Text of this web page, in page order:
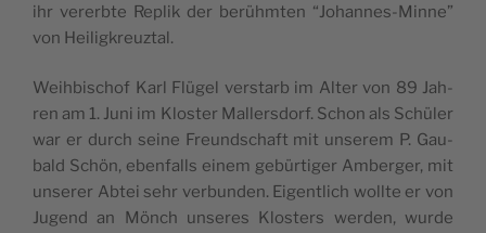
ihr vererb­te Replik der berühm­ten “Johan­nes-Min­ne”
von Heiligkreuztal.
Weih­bis­chof Karl Flü­gel vers­tarb im Alter von 89 Jah­
ren am 1. Juni im Klos­ter Mallers­dorf. Schon als Schü­ler
war er durch sei­ne Freunds­chaft mit unse­rem P. Gau­
bald Schön, eben­falls einem gebür­ti­ger Amber­ger, mit
unse­rer Abtei sehr ver­bun­den. Eigentlich woll­te er von
Jugend an Mönch unse­res Klos­ters wer­den, wur­de